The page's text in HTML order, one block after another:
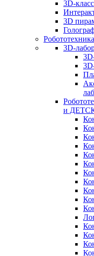
3D-класс
3D
3D-
и